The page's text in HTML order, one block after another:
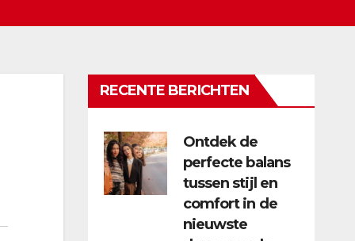
RECENTE BERICHTEN
Ontdek de
perfecte balans
tussen stijl en
comfort in de
nieuwste